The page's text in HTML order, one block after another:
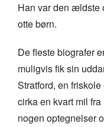
Han var den ældste
otte børn.
De fleste biografer
muligvis fik sin
Stratford, en
cirka en kvart mil
nogen optegnelser